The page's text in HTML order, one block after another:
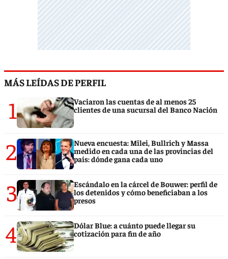
MÁS LEÍDAS DE PERFIL
1
Vaciaron las cuentas de al menos 25
clientes de una sucursal del Banco Nación
2
Nueva encuesta: Milei, Bullrich y Massa
medido en cada una de las provincias del
país: dónde gana cada uno
3
Escándalo en la cárcel de Bouwer: perfil de
los detenidos y cómo beneficiaban a los
presos
4
Dólar Blue: a cuánto puede llegar su
cotización para fin de año